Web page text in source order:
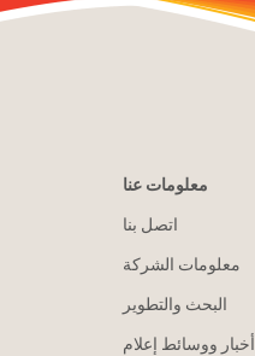
معلومات عنا
اتصل بنا
معلومات الشركة
البحث والتطوير
أخبار ووسائط إعلام